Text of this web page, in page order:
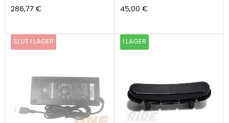
Pris
286,77 € Pris
45,00 €
SLUT I LAGER I LAGER